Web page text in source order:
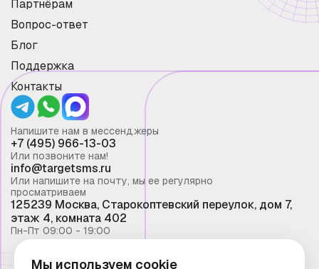
Партнёрам
Вопрос-ответ
Блог
Поддержка
Контакты
Напишите нам в мессенджеры
+7 (495) 966-13-03
Или позвоните нам!
info@targetsms.ru
Или напишите на почту, мы ее регулярно
просматриваем
125239 Москва, Старокоптевский переулок, дом 7,
этаж 4, комната 402
Пн-Пт 09:00 - 19:00
Мы используем cookie